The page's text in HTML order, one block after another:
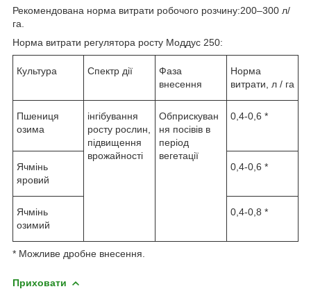
Рекомендована норма витрати робочого розчину:200–300 л/
га.
Норма витрати регулятора росту Моддус 250:
Культура Спектр дії
Фаза
внесення
Норма
витрати, л / га
Пшениця
озима
інгібування
росту рослин,
підвищення
врожайності
Обприскуван
ня посівів в
період
вегетації
0,4-0,6 *
Ячмінь
яровий
0,4-0,6 *
Ячмінь
озимий
0,4-0,8 *
* Можливе дробне внесення.
Приховати